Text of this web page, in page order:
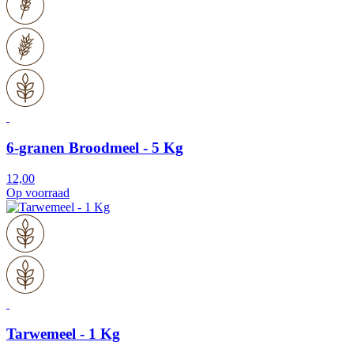
6-granen Broodmeel - 5 Kg
12,00
Op voorraad
Tarwemeel - 1 Kg